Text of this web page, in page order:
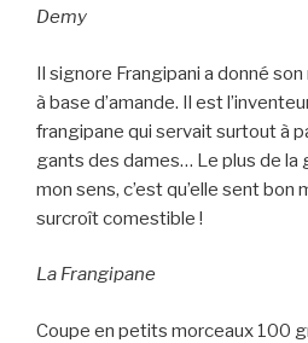
Demy
Il signore Frangipani a donné
à base d’amande. Il est
frangipane qui servait surtout à
gants des dames… Le plus de la
mon sens, c’est qu’elle sent bon
surcroît comestible !
La Frangipane
Coupe en petits morceaux 100